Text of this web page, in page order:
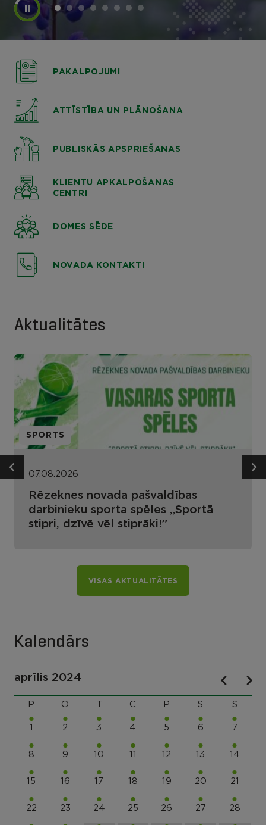
PAKALPOJUMI
ATTĪSTĪBA UN PLĀNOŠANA
PUBLISKĀS APSPRIEŠANAS
KLIENTU APKALPOŠANAS
CENTRI
DOMES SĒDE
NOVADA KONTAKTI
Aktualitātes
SPORTS
07.08.2026
Rēzeknes novada pašvaldības
darbinieku sporta spēles „Sportā
stipri, dzīvē vēl stiprāki!”
VISAS AKTUALITĀTES
Kalendārs
aprīlis 2024
P O C P S S
1 2 3 4 5 6 7
8 9 10 11 12 13 14
15 16 17 18 19 20 21
22 23 24 25 26 27 28